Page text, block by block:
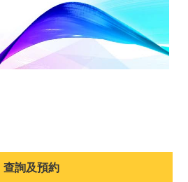
查詢及預約